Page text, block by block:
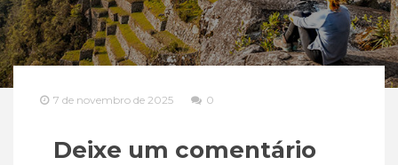
7 de novembro de 2025 0
Deixe um comentário